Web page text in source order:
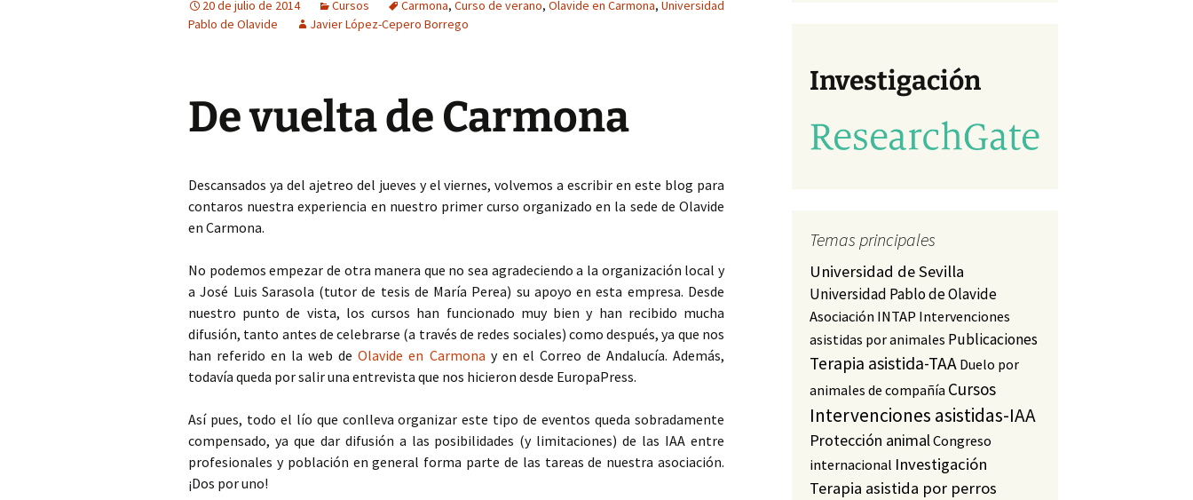
COP Andalucía Occidental
manejo del animal (2015)
1ª Jornadas de IAA en
CCSS (2014)
asistidas (UNIA, 2014-15)
Introducción a las IAA en
U. Sevilla (2013-2017)
Máster en Aplicaciones
del Perro… (2008-12)
animal (1, fase cuantitativa)
20 de julio de 2014 Cursos Carmona, Curso de verano, Olavide en Carmona, Universidad
Pablo de Olavide
Javier López-Cepero Borrego
De vuelta de Carmona
Descansados ya del ajetreo del jueves y el viernes, volvemos a escribir en este blog para
contaros nuestra experiencia en nuestro primer curso organizado en la sede de Olavide
en Carmona.
No podemos empezar de otra manera que no sea agradeciendo a la organización local y
a José Luis Sarasola (tutor de tesis de María Perea) su apoyo en esta empresa. Desde
nuestro punto de vista, los cursos han funcionado muy bieny han recibido mucha
difusión, tanto antes de celebrarse (a través de redes sociales) como después, ya que nos
han referido en la web deOlavide en Carmona y en el Correo de Andalucía. Además,
todavía queda por salir una entrevista que nos hicieron desde EuropaPress.
Así pues, todo el lío que conlleva organizar este tipo de eventos queda sobradamente
compensado, ya que dar difusión a las posibilidades (y limitaciones) de las IAA entre
profesionales y población en general forma parte de las tareas de nuestra asociación.
¡Dos por uno!
Investigación
Temas principales
Universidad de Sevilla
Universidad Pablo de Olavide
Asociación INTAP Intervenciones
asistidas por animales Publicaciones
Terapia asistida-TAA Duelo por
animales de compañía Cursos
Intervenciones asistidas-IAA
Protección animalCongreso
internacional Investigación
Terapia asistida por perros